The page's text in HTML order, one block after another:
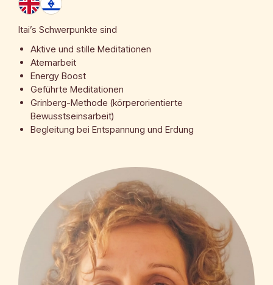
Itai’s Schwerpunkte sind
Aktive und stille Meditationen
Atemarbeit
Energy Boost
Geführte Meditationen
Grinberg-Methode (körperorientierte
Bewusstseinsarbeit)
Begleitung bei Entspannung und Erdung